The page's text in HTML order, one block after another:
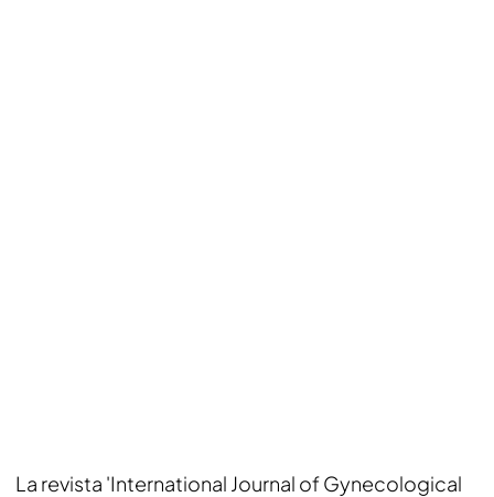
La revista 'International Journal of Gynecological